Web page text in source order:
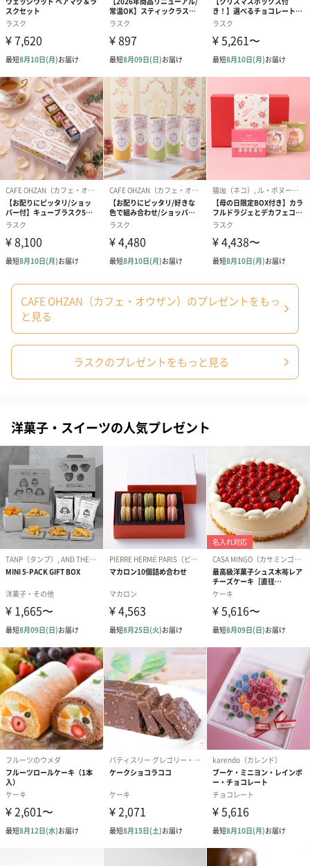
あり（280円）
メッセージカード（通常・写真・グリーティング）
誕生日や結婚祝い・出産祝いなど、様々なシーンのメッセージカ
ードを同梱します。
メッセージカードや封筒のデザインは一部変更する場合がありま
す。
写真付きメッセージカ
ード（680円）
写真付きメッセージカ
ード（Thank you）ピ
ンク（680円）
【誕生日】
Birthday ホワ
刷なし）（
生花
生花のブーケを同梱します。
シーズンブーケ（ひま
わり）（1,880円）
ブーケ（ホワイトグリ
ーン）（1,650円）
ブーケ（ピン
（1,650円）
ドライフラワー・プリザーブドフラワー
自然のお花で作ったドライフラワー・プリザーブドフラワーを同
一部花材が写真と異なる場合がございます。予めご了承くださ
い。パッケージに入れてお届けします。
プリザーブドフラワー
ブーケ（ピンク）
（2,580円）
プリザーブドフラワー
（2,580円）
アミュレット
CAFE OHZAN（カフェ・オウザン）のプレゼントをもっ
と見る
ラスクのプレゼントをもっと見る
洋菓子・スイーツの人気プレゼント